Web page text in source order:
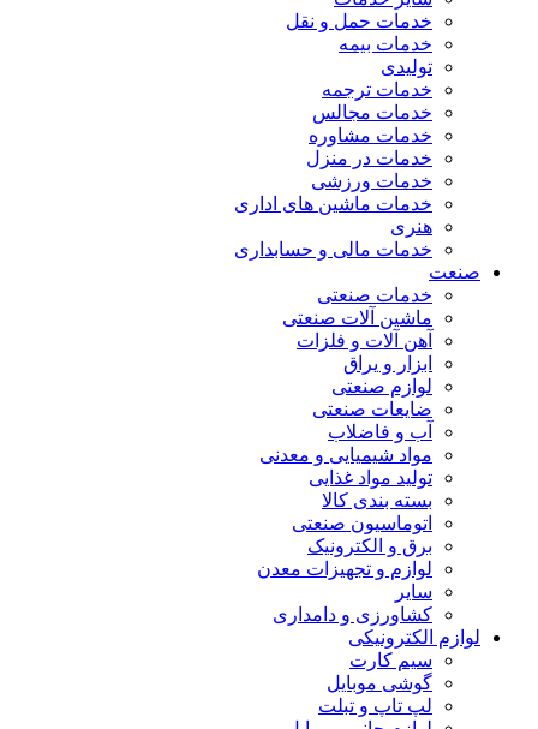
خدمات حمل و نقل
خدمات بیمه
تولیدی
خدمات ترجمه
خدمات مجالس
خدمات مشاوره
خدمات در منزل
خدمات ورزشی
خدمات ماشین های اداری
هنری
خدمات مالی و حسابداری
صنعت
خدمات صنعتی
ماشین آلات صنعتی
آهن آلات و فلزات
ابزار و یراق
لوازم صنعتی
ضایعات صنعتی
آب و فاضلاب
مواد شیمیایی و معدنی
تولید مواد غذایی
بسته بندی کالا
اتوماسیون صنعتی
برق و الکترونیک
لوازم و تجهیزات معدن
سایر
کشاورزی و دامداری
لوازم الکترونیکی
سیم کارت
گوشی موبایل
لپ تاپ و تبلت